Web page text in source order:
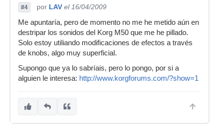
#4 por LAV el 16/04/2009
Me apuntaría, pero de momento no me he metido aún en
destripar los sonidos del Korg M50 que me he pillado.
Solo estoy utiliando modificaciones de efectos a través
de knobs, algo muy superficial.
Supongo que ya lo sabríais, pero lo pongo, por si a
alguien le interesa: http://www.korgforums.com/?show=1